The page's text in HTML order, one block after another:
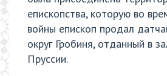
епископства, которую во
войны епископ продал
округ Гробиня, отданный в
Пруссии.